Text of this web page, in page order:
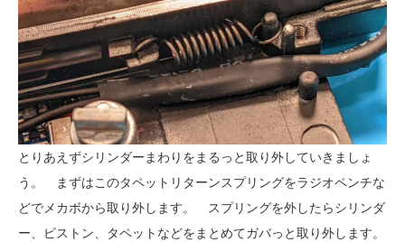
とりあえずシリンダーまわりをまるっと取り外していきましょ
う。 まずはこのタペットリターンスプリングをラジオペンチな
どでメカボから取り外します。 スプリングを外したらシリンダ
ー、ピストン、タペットなどをまとめてガバっと取り外します。